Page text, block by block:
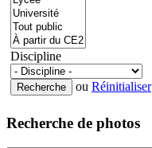
Discipline
ou Réinitialiser
Recherche de photos